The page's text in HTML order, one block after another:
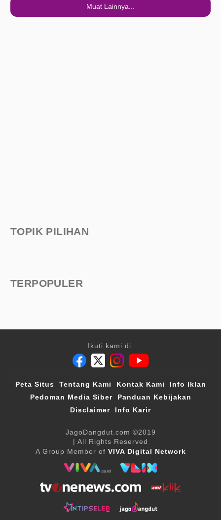
Muat Lainnya...
TOPIK PILIHAN
TERPOPULER
Ikuti kami di:
Peta Situs Tentang Kami Kontak Kami
Info Iklan
Pedoman Media Siber
Panduan Kebijakan
Disclaimer
Info Karir
JagoDangdut.com ©2019
| All Rights Reserved
A Group Member of VIVA Digital Network